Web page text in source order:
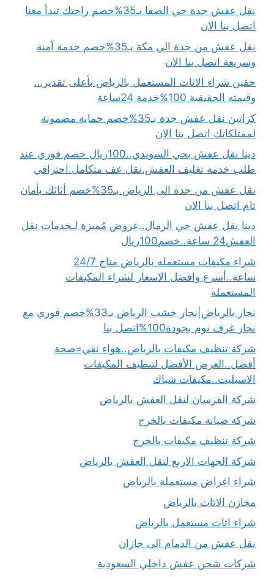
نقل عفش جدة حي الصفا بـ35%خصم راحتك تبدأ معنا
اتصل بنا الان
نقل عفش من جدة الي مكة بـ35%خصم خدمة آمنة
وسريعة اتصل بنا الان
حقين شراء الاثاث المستعمل بالرياض بأعلى تقدير…
وقيمته الحقيقية 100%خدمة 24ساعة
كراتين نقل عفش جدة بـ35%خصم حماية مضمونة
لممتلكاتك اتصل بنا الان
دينا نقل عفش بحي السويدي..100ريال خصم فوري عند
طلب خدمة تغليف العفش.نقل عف متكامل.احترافي
نقل عفش من جدة الى الرياض بـ35%خصم أثاثك بأمان
تام اتصل بنا الان
دينا نقل عفش حي الرمال..عروض مُميزة لـخدمات نقل
العفش24 ساعة..خصم100ريال
شراء مكيفات مستعمله بالرياض متاح 24/7
ساعة..أسرع وافضل الاسعار لشراء المكيفات
المستعمله
نجار بالرياض|نجار خشب الرياض بـ33%خصم فوري مع
نجار غرف نوم بجودة100%اتصل بنا
شركة تنظيف مكيفات بالرياض..هواء نقي=صحة
أفضل..العرض الأفضل لتنظيف المكيفات
الاسبليت..مكيفات شباك
شركة الفرسان لنقل العفش بالرياض
شركة صيانة مكيفات بالخرج
شركة تنظيف مكيفات بالخرج
شركة الجهات الاربع لنقل العفش بالرياض
شراء اغراض مستعملة بالرياض
مخازن الاثاث بالرياض
شراء اثاث مستعمل بالرياض
نقل عفش من الدمام الى جازان
شركات شحن عفش داخلي السعودية